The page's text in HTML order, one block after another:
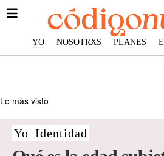
YO NOSOTRXS PLANES
Lo más visto
Yo Identidad